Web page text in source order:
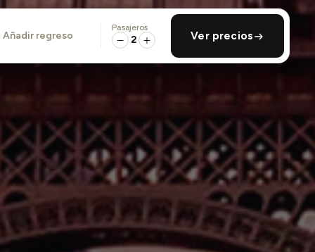
añadir regreso
Pasajeros
2 Ver precios